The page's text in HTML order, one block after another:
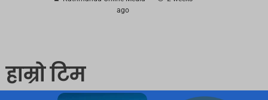
ago
हाम्रो टिम